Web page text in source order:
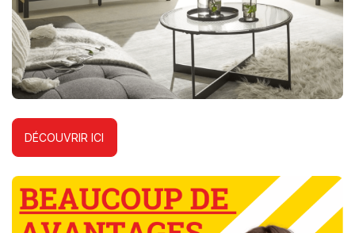
DÉCOUVRIR ICI